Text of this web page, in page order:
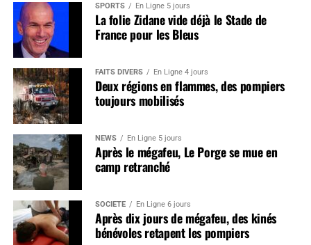
SPORTS En Ligne 5 jours
La folie Zidane vide déjà le Stade de
France pour les Bleus
FAITS DIVERS En Ligne 4 jours
Deux régions en flammes, des pompiers
toujours mobilisés
NEWS En Ligne 5 jours
Après le mégafeu, Le Porge se mue en
camp retranché
SOCIÉTÉ En Ligne 6 jours
Après dix jours de mégafeu, des kinés
bénévoles retapent les pompiers